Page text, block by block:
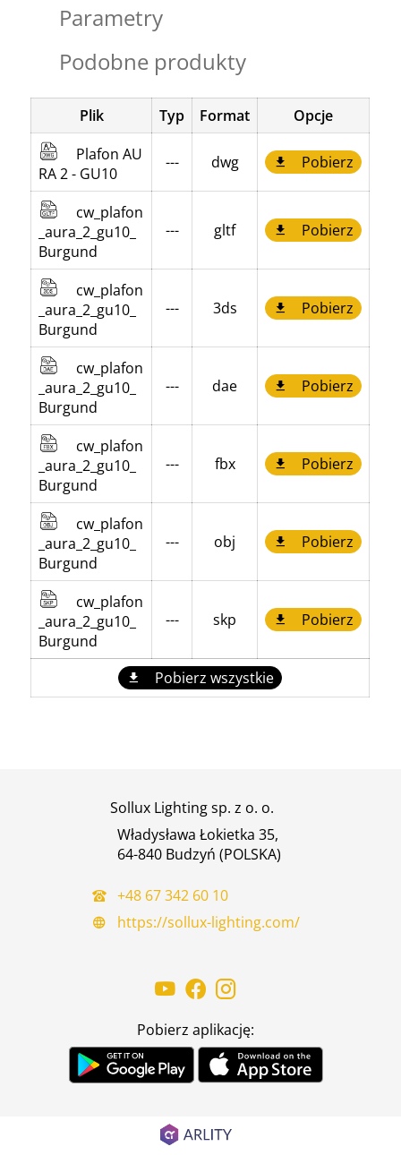
Parametry
Podobne produkty
Plik Typ Format
Opcje
Plafon AU
RA 2 - GU10
--- dwg Pobierz
cw_plafon
_aura_2_gu10_
Burgund
--- gltf Pobierz
cw_plafon
_aura_2_gu10_
Burgund
--- 3ds Pobierz
cw_plafon
_aura_2_gu10_
Burgund
--- dae Pobierz
cw_plafon
_aura_2_gu10_
Burgund
--- fbx Pobierz
cw_plafon
_aura_2_gu10_
Burgund
--- obj Pobierz
cw_plafon
_aura_2_gu10_
Burgund
--- skp Pobierz
Pobierz wszystkie
Sollux Lighting sp. z o. o.
Władysława Łokietka 35,
64-840 Budzyń (POLSKA)
+48 67 342 60 10
https://sollux-lighting.com/
Pobierz aplikację: